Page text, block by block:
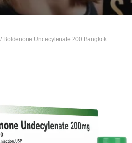
/ Boldenone Undecylenate 200 Bangkok